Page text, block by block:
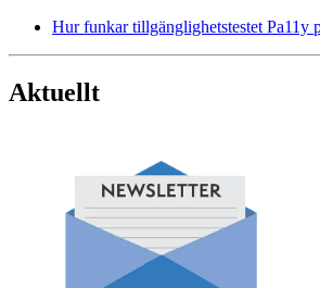
Hur funkar tillgänglighetstestet Pa11y
Aktuellt